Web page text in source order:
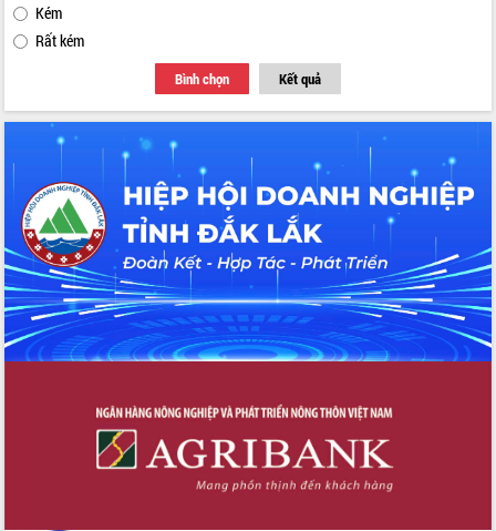
Kém
Rất kém
Bình chọn Kết quả